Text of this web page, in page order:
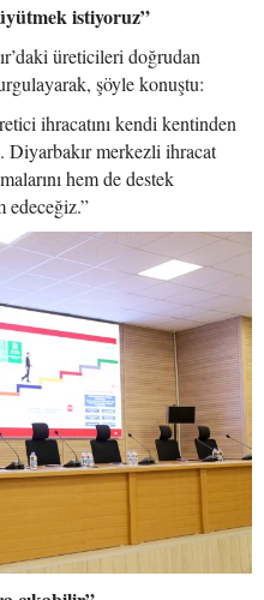
istiyoruz”
üreticileri doğrudan
şöyle konuştu:
ihracatını kendi kentinden
Diyarbakır merkezli ihracat
hem de destek
edeceğiz.”